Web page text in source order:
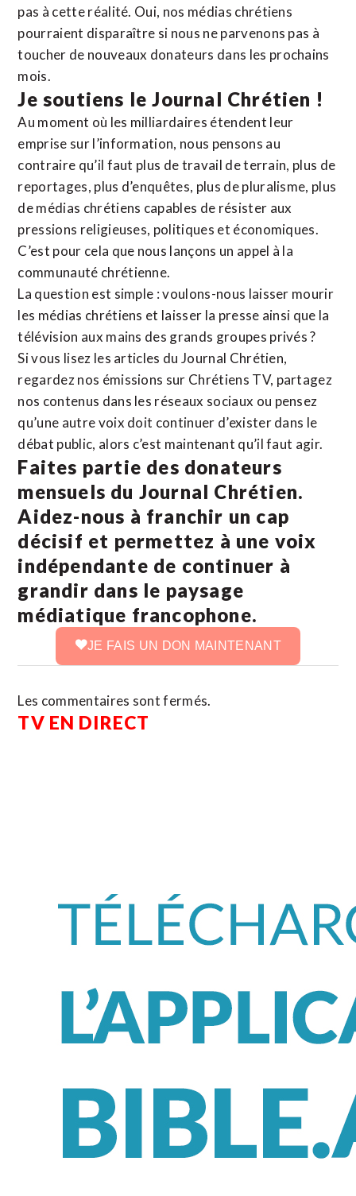
pas à cette réalité. Oui, nos médias chrétiens
pourraient disparaître si nous ne parvenons pas à
toucher de nouveaux donateurs dans les prochains
mois.
Je soutiens le Journal Chrétien !
Au moment où les milliardaires étendent leur
emprise sur l’information, nous pensons au
contraire qu’il faut plus de travail de terrain, plus de
reportages, plus d’enquêtes, plus de pluralisme, plus
de médias chrétiens capables de résister aux
pressions religieuses, politiques et économiques.
C’est pour cela que nous lançons un appel à la
communauté chrétienne.
La question est simple : voulons-nous laisser mourir
les médias chrétiens et laisser la presse ainsi que la
télévision aux mains des grands groupes privés ?
Si vous lisez les articles du Journal Chrétien,
regardez nos émissions sur Chrétiens TV, partagez
nos contenus dans les réseaux sociaux ou pensez
qu’une autre voix doit continuer d’exister dans le
débat public, alors c’est maintenant qu’il faut agir.
Faites partie des donateurs
mensuels du Journal Chrétien.
Aidez-nous à franchir un cap
décisif et permettez à une voix
indépendante de continuer à
grandir dans le paysage
médiatique francophone.
JE FAIS UN DON MAINTENANT
Les commentaires sont fermés.
TV EN DIRECT